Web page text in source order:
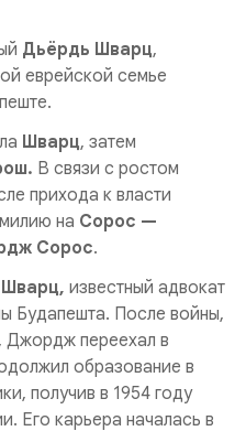
Дьёрдь Шварц,
еврейской семье
Шварц, затем
В связи с ростом
прихода к власти
на Сорос —
Сорос.
известный адвокат
Будапешта. После войны,
Джордж переехал в
образование в
получив в 1954 году
Его карьера началась в